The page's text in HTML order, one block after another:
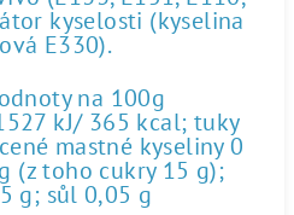
kyselosti (kyselina
E330).
na 100g
kJ/ 365 kcal; tuky
mastné kyseliny 0
(z toho cukry 15 g);
g; sůl 0,05 g